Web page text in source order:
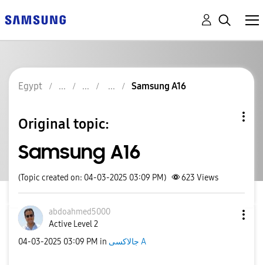
Egypt Samsung A16
Original topic:
Samsung A16
(Topic created on: 04-03-2025 03:09 PM) 623 Views
abdoahmed5000
Active Level 2
‎04-03-2025 03:09 PM in جالاكسى A